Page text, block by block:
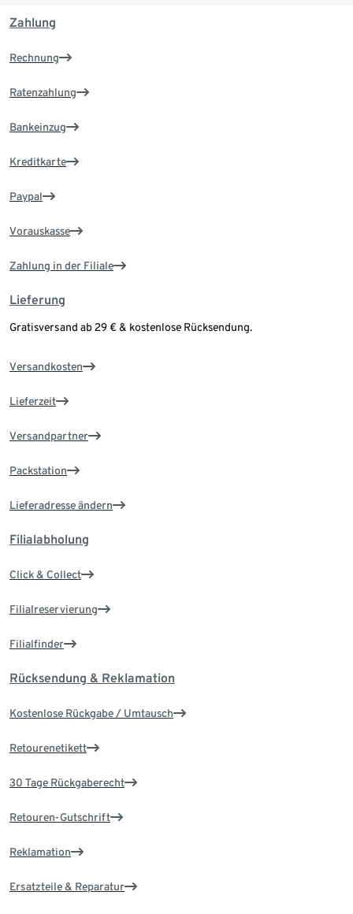
Zahlung
Rechnung
Ratenzahlung
Bankeinzug
Kreditkarte
Paypal
Vorauskasse
Zahlung in der Filiale
Lieferung
Gratisversand ab 29 € & kostenlose Rücksendung.
Versandkosten
Lieferzeit
Versandpartner
Packstation
Lieferadresse ändern
Filialabholung
Click & Collect
Filialreservierung
Filialfinder
Rücksendung & Reklamation
Kostenlose Rückgabe / Umtausch
Retourenetikett
30 Tage Rückgaberecht
Retouren-Gutschrift
Reklamation
Ersatzteile & Reparatur